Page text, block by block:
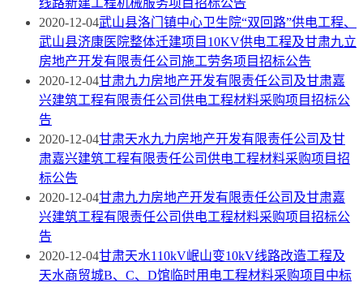
线路新建工程机械服务项目招标公告
2020-12-04武山县洛门镇中心卫生院“双回路”供电工程、
武山县济康医院整体迁建项目10KV供电工程及甘肃九立
房地产开发有限责任公司施工劳务项目招标公告
2020-12-04甘肃九力房地产开发有限责任公司及甘肃嘉
兴建筑工程有限责任公司供电工程材料采购项目招标公
告
2020-12-04甘肃天水九力房地产开发有限责任公司及甘
肃嘉兴建筑工程有限责任公司供电工程材料采购项目招
标公告
2020-12-04甘肃九力房地产开发有限责任公司及甘肃嘉
兴建筑工程有限责任公司供电工程材料采购项目招标公
告
2020-12-04甘肃天水110kV岷山变10kV线路改造工程及
天水商贸城B、C、D馆临时用电工程材料采购项目中标